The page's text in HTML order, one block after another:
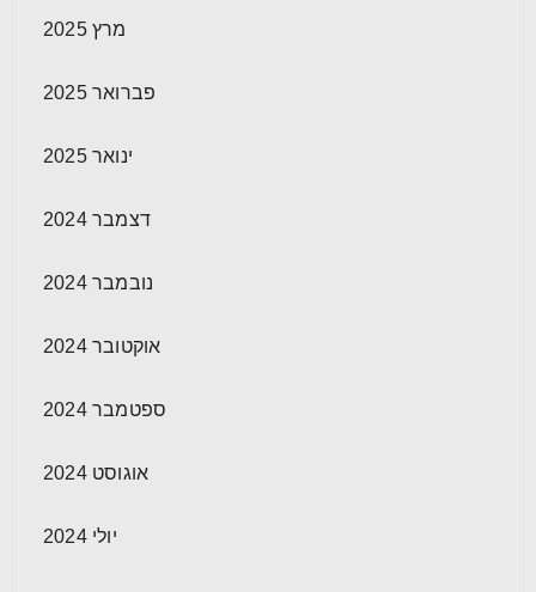
מרץ 2025
פברואר 2025
ינואר 2025
דצמבר 2024
נובמבר 2024
אוקטובר 2024
ספטמבר 2024
אוגוסט 2024
יולי 2024